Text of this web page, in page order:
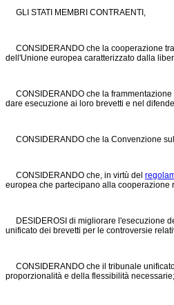
GLI STATI MEMBRI CONTRAENTI,
CONSIDERANDO che la cooperazione
dell'Unione europea caratterizzato dalla
CONSIDERANDO che la frammentazione
dare esecuzione ai loro brevetti e nel
CONSIDERANDO che la Convenzione
CONSIDERANDO che, in virtù del
europea che partecipano alla cooperazione
DESIDEROSI di migliorare l'esecuzione
unificato dei brevetti per le controversie
CONSIDERANDO che il tribunale
proporzionalità e della flessibilità necessarie;